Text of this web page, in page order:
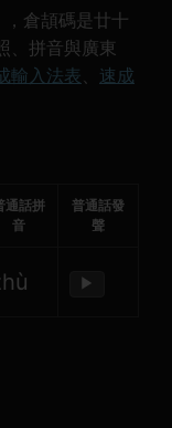
，倉頡碼是廿十
、拼音與廣東
輸入法表、 速成
通話拼
音
普通話發
聲
▶